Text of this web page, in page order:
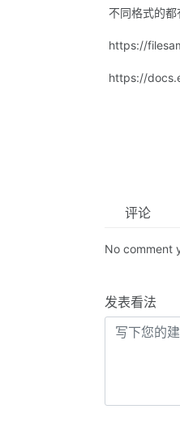
不同格式的
https://
https://
评论
No comment
发表看法